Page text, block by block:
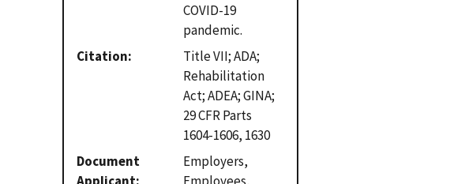
COVID-19
pandemic.
Citation
Title VII; ADA;
Rehabilitation
Act; ADEA; GINA;
29 CFR Parts
1604-1606, 1630
Document
Applicant
Employers,
Employees,